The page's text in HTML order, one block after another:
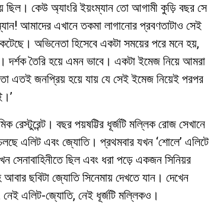
কেউ অ্যাংরি ইয়ংম্যান তো আগামী কুড়ি বছর সে
আমাদের এখানে তকমা লাগানোর প্রবণতাটাও সেই
অভিনেতা হিসেবে একটা সময়ের পরে মনে হয়,
তৈরি হয়ে এমন ভাবে। একটা ইমেজ নিয়ে আমরা
এতই জনপ্রিয় হয়ে যায় যে সেই ইমেজ নিয়েই পরপর
রেস্টুরেন্ট। বছর পয়ষট্টির ধূর্জটি মল্লিক রোজ সেখানে
এলিট এবং জ্যোতি। প্রথমবার যখন ‘শোলে’ এলিটে
সেনাবাহিনীতে ছিল এবং ধরা পড়ে একজন সিনিয়র
ছবিটা জ্যোতি সিনেমায় দেখতে যান। দেখেন
এলিট-জ্যোতি, নেই ধূর্জটি মল্লিকও।